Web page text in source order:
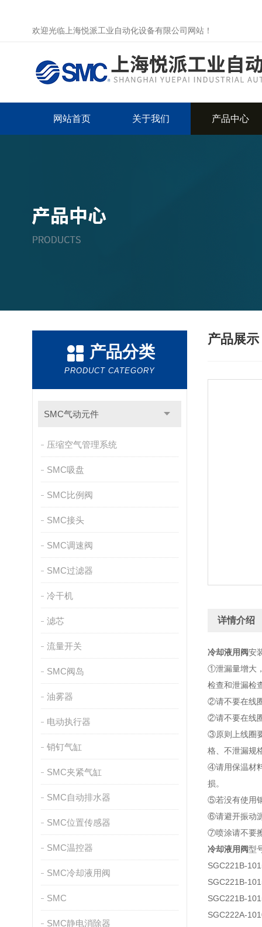
欢迎光临上海悦派工业自动化设备有限公司网站！
网站首页 关于我们 产品中心
产品分类
PRODUCT CATEGORY
SMC气动元件
压缩空气管理系统
SMC吸盘
SMC比例阀
SMC接头
SMC调速阀
SMC过滤器
冷干机
滤芯
流量开关
SMC阀岛
油雾器
电动执行器
销钉气缸
SMC夹紧气缸
SMC自动排水器
SMC位置传感器
SMC温控器
SMC冷却液用阀
SMC
SMC静电消除器
产品展示
详情介绍
冷却液用阀安
①泄漏量增大
检查和泄漏检
②请不要在线
②请不要在线
③原则上线圈
格、不泄漏规
④请用保温材
损。
⑤若没有使用
⑥请避开振动
⑦喷涂请不要
冷却液用阀型
SGC221B-
SGC221B-
SGC221B-
SGC222A-